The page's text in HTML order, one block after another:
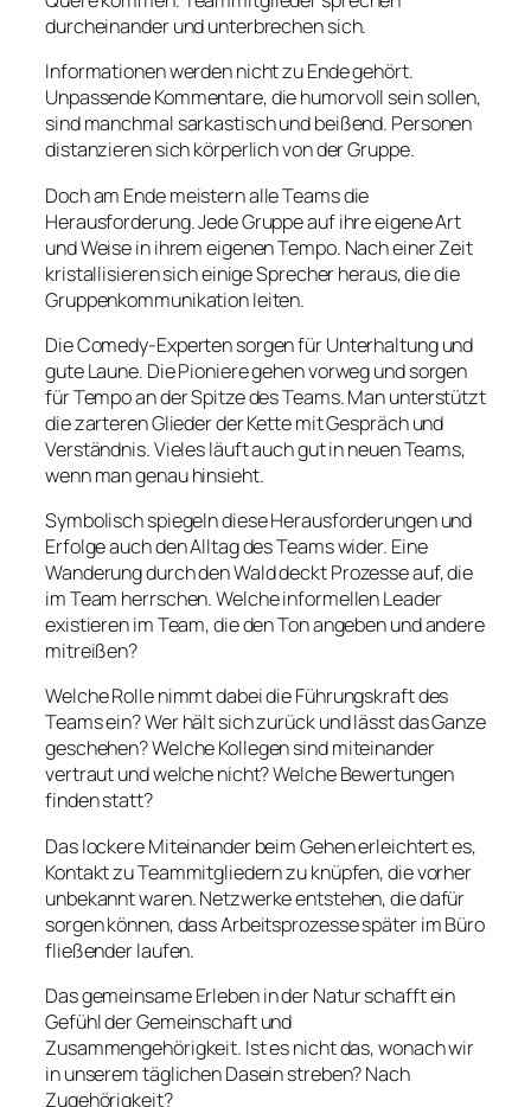
durcheinander und unterbrechen sich.
Informationen werden nicht zu Ende gehört.
Unpassende Kommentare, die humorvoll sein sollen,
sind manchmal sarkastisch und beißend. Personen
distanzieren sich körperlich von der Gruppe.
Doch am Ende meistern alle Teams die
Herausforderung. Jede Gruppe auf ihre eigene Art
und Weise in ihrem eigenen Tempo. Nach einer Zeit
kristallisieren sich einige Sprecher heraus, die die
Gruppenkommunikation leiten.
Die Comedy-Experten sorgen für Unterhaltung und
gute Laune. Die Pioniere gehen vorweg und sorgen
für Tempo an der Spitze des Teams. Man unterstützt
die zarteren Glieder der Kette mit Gespräch und
Verständnis. Vieles läuft auch gut in neuen Teams,
wenn man genau hinsieht.
Symbolisch spiegeln diese Herausforderungen und
Erfolge auch den Alltag des Teams wider. Eine
Wanderung durch den Wald deckt Prozesse auf, die
im Team herrschen. Welche informellen Leader
existieren im Team, die den Ton angeben und andere
mitreißen?
Welche Rolle nimmt dabei die Führungskraft des
Teams ein? Wer hält sich zurück und lässt das Ganze
geschehen? Welche Kollegen sind miteinander
vertraut und welche nicht? Welche Bewertungen
finden statt?
Das lockere Miteinander beim Gehen erleichtert es,
Kontakt zu Teammitgliedern zu knüpfen, die vorher
unbekannt waren. Netzwerke entstehen, die dafür
sorgen können, dass Arbeitsprozesse später im Büro
fließender laufen.
Das gemeinsame Erleben in der Natur schafft ein
Gefühl der Gemeinschaft und
Zusammengehörigkeit. Ist es nicht das, wonach wir
in unserem täglichen Dasein streben? Nach
Zugehörigkeit?